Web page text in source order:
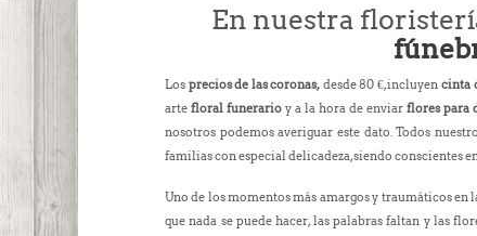
En nuestra
Los precios de las coronas, desde 80 €, incluyen cinta
artefloral funerario y a la hora de enviar flores para
nosotros podemos averiguar este dato. Todos
familias con especial delicadeza, siendo conscientes
Uno de los momentos más amargos y traumáticos en
que nada se puede hacer, las palabras faltan y las